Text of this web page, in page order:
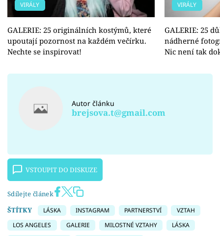
VIRÁLY
GALERIE: 25 originálních kostýmů, které
upoutají pozornost na každém večírku.
Nechte se inspirovat!
VIRÁLY
GALERIE: 25
nádherné
Nic není tak
Autor článku
brejsova.t@gmail.com
VSTOUPIT DO DISKUZE
Sdílejte článek
ŠTÍTKY
LÁSKA INSTAGRAM PARTNERSTVÍ
VZTAH
LOS ANGELES
GALERIE MILOSTNÉ VZTAHY
LÁSKA